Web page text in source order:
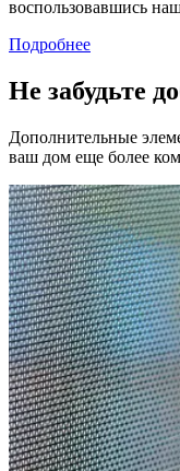
воспользовавшись
Подробнее
Не забудьте
Дополнительные
ваш дом еще более